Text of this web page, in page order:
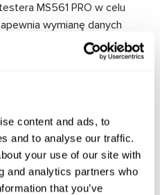
content and ads, to
and to analyse our traffic.
your use of our site with
and analytics partners who
that you’ve
MS561 PRO w celu
wymianę danych
elektrycznym, a także
szybkie i niezawodne